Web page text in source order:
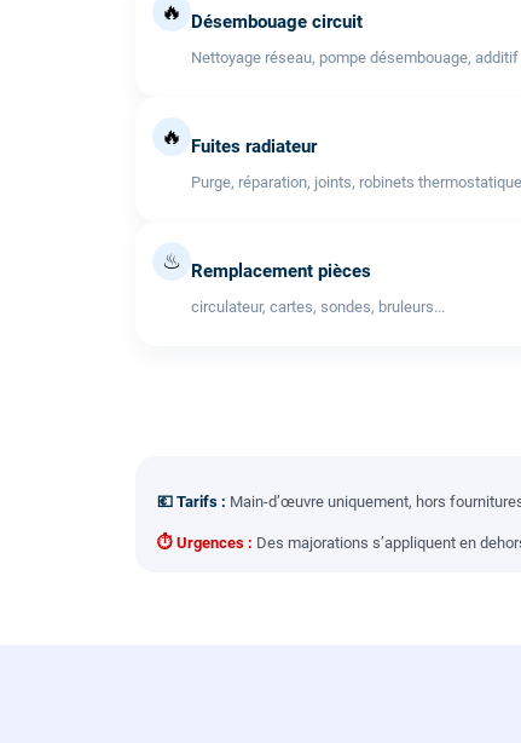
🔥 Désembouage circuit
Nettoyage réseau, pompe désembouage,
🔥 Fuites radiateur
Purge, réparation, joints, robinets
♨ Remplacement pièces
circulateur, cartes, sondes, bruleurs...
💶 Tarifs : Main-d’œuvre uniquement, hors
⏱ Urgences : Des majorations s’appliquent en